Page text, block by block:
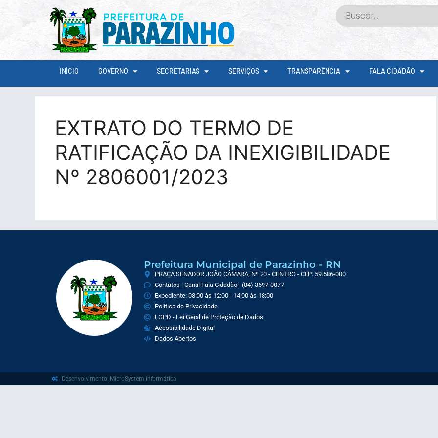
INÍCIO GOVERNO SECRETARIAS SERVIÇOS TRANSPARÊNCIA FALA CIDADÃO
EXTRATO DO TERMO DE
RATIFICAÇÃO DA INEXIGIBILIDADE
Nº 2806001/2023
Prefeitura Municipal de Parazinho - RN
PRAÇA SENADOR JOÃO CÂMARA, Nº 20 - CENTRO - CEP: 59.586-000
Contatos | Canal Fala Cidadão - (84) 3697-0077
Expediente: 08:00 às 12:00 - 14:00 às 18:00
Política de Privacidade
LGPD - Lei Geral de Proteção de Dados
Acessibilidade Digital
Dados Abertos
Desenvolvimento: MicroSystem informática